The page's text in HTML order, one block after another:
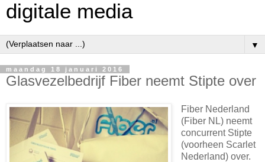
digitale media
▼
maandag 18 januari 2016
Glasvezelbedrijf Fiber neemt Stipte over
Fiber Nederland
(Fiber NL) neemt
concurrent Stipte
(voorheen Scarlet
Nederland) over.